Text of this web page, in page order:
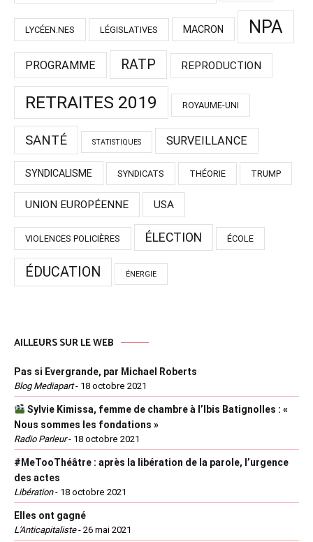
LYCÉEN.NES LÉGISLATIVES MACRON NPA
PROGRAMME RATP REPRODUCTION
RETRAITES 2019 ROYAUME-UNI
SANTÉ STATISTIQUES SURVEILLANCE
SYNDICALISME SYNDICATS THÉORIE TRUMP
UNION EUROPÉENNE USA
VIOLENCES POLICIÈRES ÉLECTION ÉCOLE
ÉDUCATION ÉNERGIE
AILLEURS SUR LE WEB
Pas si Evergrande, par Michael Roberts
Blog Mediapart- 18 octobre 2021
Sylvie Kimissa, femme de chambre à l’Ibis Batignolles : «
Nous sommes les fondations »
Radio Parleur- 18 octobre 2021
#MeTooThéâtre : après la libération de la parole, l’urgence
des actes
Libération- 18 octobre 2021
Elles ont gagné
L'Anticapitaliste- 26 mai 2021